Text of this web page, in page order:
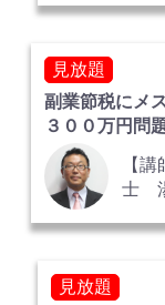
見放題
副業節税にメ
３００万円問
【
士
見放題